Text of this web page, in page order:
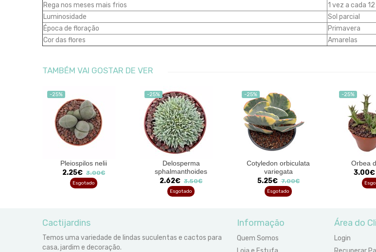
Rega nos meses mais frios
1 vez a cada
Luminosidade
Sol parcial
Época de floração
Primavera
Cor das flores
Amarelas
TAMBÉM VAI GOSTAR DE VER
-25%
Pleiospilos nelii
2.25€ 3.00€
Esgotado
-25%
Delosperma
sphalmanthoides
2.62€ 3.50€
Esgotado
-25%
Cotyledon orbiculata
variegata
5.25€ 7.00€
Esgotado
-25%
Orbea
3.00€
Cactijardins
Temos uma variedade de lindas suculentas e cactos para
casa, jardim e decoração.
Informação
Quem Somos
Área do
Login